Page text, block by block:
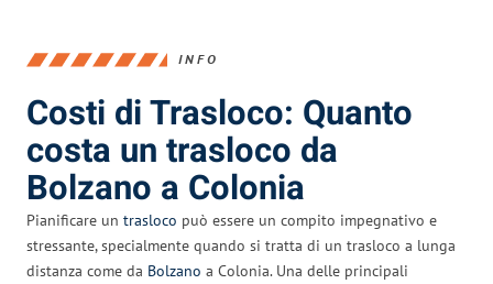
INFO
Costi di Trasloco: Quanto
costa un trasloco da
Bolzano a Colonia
Pianificare un trasloco può essere un compito impegnativo e
stressante, specialmente quando si tratta di un trasloco a lunga
distanza come da Bolzano a Colonia. Una delle principali